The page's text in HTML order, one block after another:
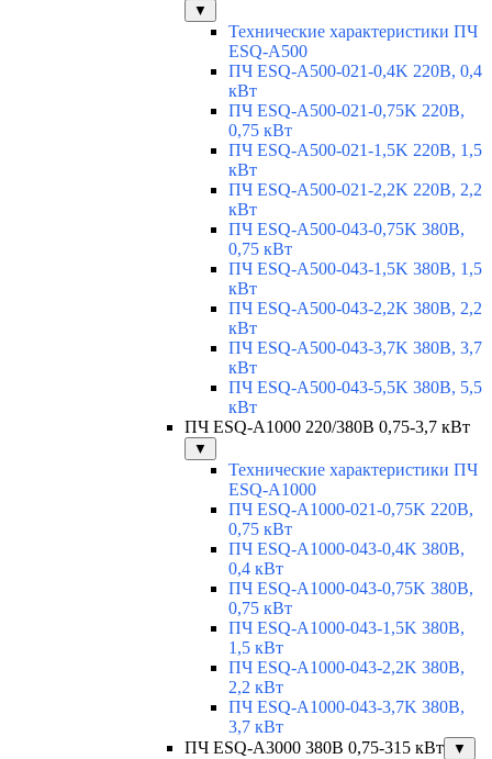
▼
Технические характеристики ПЧ
ESQ-A500
ПЧ ESQ-A500-021-0,4K 220В, 0,4
кВт
ПЧ ESQ-A500-021-0,75K 220В,
0,75 кВт
ПЧ ESQ-A500-021-1,5K 220В, 1,5
кВт
ПЧ ESQ-A500-021-2,2K 220В, 2,2
кВт
ПЧ ESQ-A500-043-0,75K 380В,
0,75 кВт
ПЧ ESQ-A500-043-1,5K 380В, 1,5
кВт
ПЧ ESQ-A500-043-2,2K 380В, 2,2
кВт
ПЧ ESQ-A500-043-3,7K 380В, 3,7
кВт
ПЧ ESQ-A500-043-5,5K 380В, 5,5
кВт
ПЧ ESQ-A1000 220/380В 0,75-3,7 кВт
▼
Технические характеристики ПЧ
ESQ-A1000
ПЧ ESQ-A1000-021-0,75K 220В,
0,75 кВт
ПЧ ESQ-A1000-043-0,4K 380В,
0,4 кВт
ПЧ ESQ-A1000-043-0,75K 380В,
0,75 кВт
ПЧ ESQ-A1000-043-1,5K 380В,
1,5 кВт
ПЧ ESQ-A1000-043-2,2K 380В,
2,2 кВт
ПЧ ESQ-A1000-043-3,7K 380В,
3,7 кВт
ПЧ ESQ-A3000 380В 0,75-315 кВт
▼